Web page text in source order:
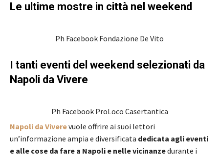
Le ultime mostre in città nel weekend
Ph Facebook Fondazione De Vito
I tanti eventi del weekend selezionati da
Napoli da Vivere
Ph Facebook ProLoco Casertantica
Napoli da Viverevuole offrire ai suoi lettori
un’informazione ampia e diversificata dedicata agli eventi
e alle cose da fare a Napoli e nelle vicinanzedurante i